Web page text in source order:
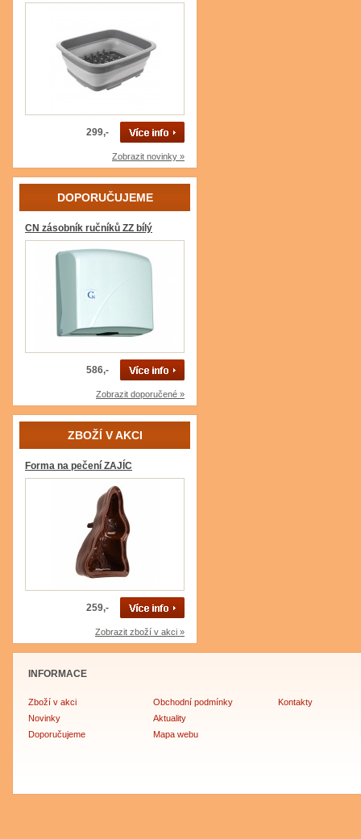
299,-
Zobrazit novinky »
DOPORUČUJEME
CN zásobník ručníků ZZ bílý
586,-
Zobrazit doporučené »
ZBOŽÍ V AKCI
Forma na pečení ZAJÍC
259,-
Zobrazit zboží v akci »
INFORMACE
Zboží v akci
Novinky
Doporučujeme
Obchodní podmínky
Aktuality
Mapa webu
Kontakty